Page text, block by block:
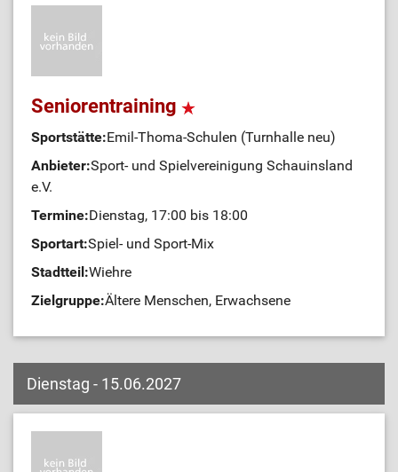
Seniorentraining
Sportstätte:Emil-Thoma-Schulen (Turnhalle neu)
Anbieter:Sport- und Spielvereinigung Schauinsland
e.V.
Termine:Dienstag, 17:00 bis 18:00
Sportart:Spiel- und Sport-Mix
Stadtteil:Wiehre
Zielgruppe:Ältere Menschen, Erwachsene
Dienstag - 15.06.2027